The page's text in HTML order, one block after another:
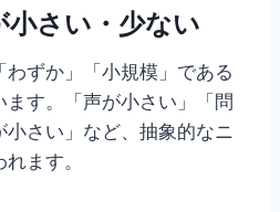
小さい・少ない
ずか」「小規模」である
ます。「声が小さい」「問
さい」など、抽象的なニ
ます。